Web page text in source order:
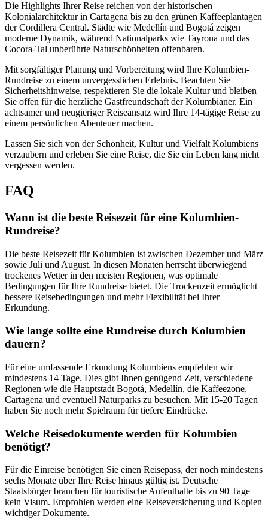
Die Highlights Ihrer Reise reichen von der historischen
Kolonialarchitektur in Cartagena bis zu den grünen Kaffeeplantagen
der Cordillera Central. Städte wie Medellín und Bogotá zeigen
moderne Dynamik, während Nationalparks wie Tayrona und das
Cocora-Tal unberührte Naturschönheiten offenbaren.
Mit sorgfältiger Planung und Vorbereitung wird Ihre Kolumbien-
Rundreise zu einem unvergesslichen Erlebnis. Beachten Sie
Sicherheitshinweise, respektieren Sie die lokale Kultur und bleiben
Sie offen für die herzliche Gastfreundschaft der Kolumbianer. Ein
achtsamer und neugieriger Reiseansatz wird Ihre 14-tägige Reise zu
einem persönlichen Abenteuer machen.
Lassen Sie sich von der Schönheit, Kultur und Vielfalt Kolumbiens
verzaubern und erleben Sie eine Reise, die Sie ein Leben lang nicht
vergessen werden.
FAQ
Wann ist die beste Reisezeit für eine Kolumbien-
Rundreise?
Die beste Reisezeit für Kolumbien ist zwischen Dezember und März
sowie Juli und August. In diesen Monaten herrscht überwiegend
trockenes Wetter in den meisten Regionen, was optimale
Bedingungen für Ihre Rundreise bietet. Die Trockenzeit ermöglicht
bessere Reisebedingungen und mehr Flexibilität bei Ihrer
Erkundung.
Wie lange sollte eine Rundreise durch Kolumbien
dauern?
Für eine umfassende Erkundung Kolumbiens empfehlen wir
mindestens 14 Tage. Dies gibt Ihnen genügend Zeit, verschiedene
Regionen wie die Hauptstadt Bogotá, Medellín, die Kaffeezone,
Cartagena und eventuell Naturparks zu besuchen. Mit 15-20 Tagen
haben Sie noch mehr Spielraum für tiefere Eindrücke.
Welche Reisedokumente werden für Kolumbien
benötigt?
Für die Einreise benötigen Sie einen Reisepass, der noch mindestens
sechs Monate über Ihre Reise hinaus gültig ist. Deutsche
Staatsbürger brauchen für touristische Aufenthalte bis zu 90 Tage
kein Visum. Empfohlen werden eine Reiseversicherung und Kopien
wichtiger Dokumente.